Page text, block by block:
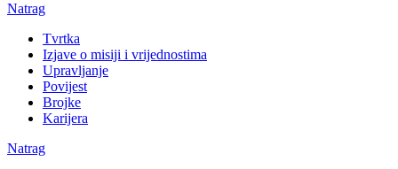
Natrag
Tvrtka
Izjave o misiji i vrijednostima
Upravljanje
Povijest
Brojke
Karijera
Natrag